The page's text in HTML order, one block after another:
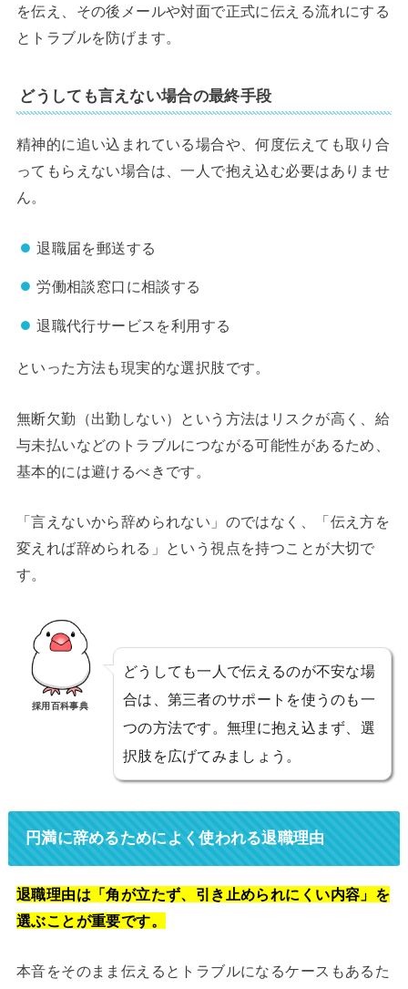
を伝え、その後メールや対面で正式に伝える流れにする
とトラブルを防げます。
どうしても言えない場合の最終手段
精神的に追い込まれている場合や、何度伝えても取り合
ってもらえない場合は、一人で抱え込む必要はありませ
ん。
退職届を郵送する
労働相談窓口に相談する
退職代行サービスを利用する
といった方法も現実的な選択肢です。
無断欠勤（出勤しない）という方法はリスクが高く、給
与未払いなどのトラブルにつながる可能性があるため、
基本的には避けるべきです。
「言えないから辞められない」のではなく、「伝え方を
変えれば辞められる」という視点を持つことが大切で
す。
採用百科事典
どうしても一人で伝えるのが不安な場
合は、第三者のサポートを使うのも一
つの方法です。無理に抱え込まず、選
択肢を広げてみましょう。
円満に辞めるためによく使われる退職理由
退職理由は「角が立たず、引き止められにくい内容」を
選ぶことが重要です。
本音をそのまま伝えるとトラブルになるケースもあるた